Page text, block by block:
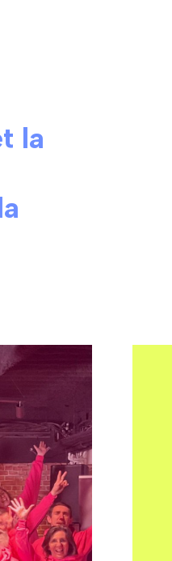
la